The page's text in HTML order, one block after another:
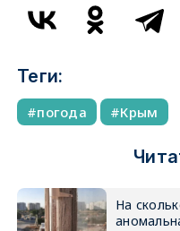
Теги:
погода Крым
На